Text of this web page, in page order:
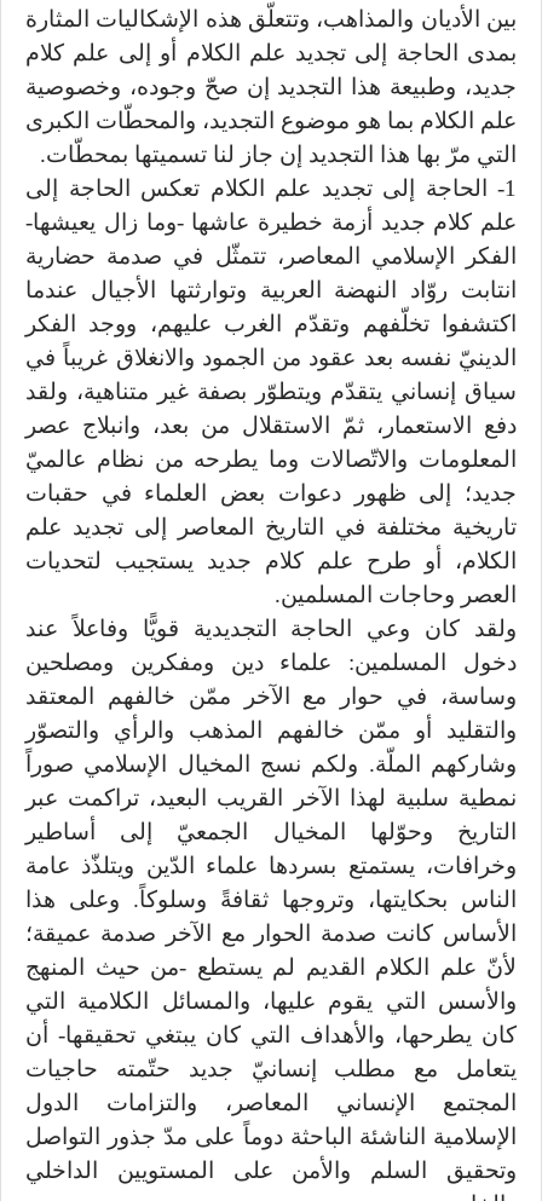
بين الأديان والمذاهب، وتتعلّق هذه الإشكاليات المثارة
بمدى الحاجة إلى تجديد علم الكلام أو إلى علم كلام
جديد، وطبيعة هذا التجديد إن صحّ وجوده، وخصوصية
علم الكلام بما هو موضوع التجديد، والمحطّات الكبرى
التي مرّ بها هذا التجديد إن جاز لنا تسميتها بمحطّات.
1- الحاجة إلى تجديد علم الكلام تعكس الحاجة إلى
علم كلام جديد أزمة خطيرة عاشها -وما زال يعيشها-
الفكر الإسلامي المعاصر، تتمثّل في صدمة حضارية
انتابت روّاد النهضة العربية وتوارثتها الأجيال عندما
اكتشفوا تخلّفهم وتقدّم الغرب عليهم، ووجد الفكر
الدينيّ نفسه بعد عقود من الجمود والانغلاق غريباً في
سياق إنساني يتقدّم ويتطوّر بصفة غير متناهية، ولقد
دفع الاستعمار، ثمّ الاستقلال من بعد، وانبلاج عصر
المعلومات والاتّصالات وما يطرحه من نظام عالميّ
جديد؛ إلى ظهور دعوات بعض العلماء في حقبات
تاريخية مختلفة في التاريخ المعاصر إلى تجديد علم
الكلام، أو طرح علم كلام جديد يستجيب لتحديات
العصر وحاجات المسلمين.
ولقد كان وعي الحاجة التجديدية قويًّا وفاعلاً عند
دخول المسلمين: علماء دين ومفكرين ومصلحين
وساسة، في حوار مع الآخر ممّن خالفهم المعتقد
والتقليد أو ممّن خالفهم المذهب والرأي والتصوّر
وشاركهم الملّة. ولكم نسج المخيال الإسلامي صوراً
نمطية سلبية لهذا الآخر القريب البعيد، تراكمت عبر
التاريخ وحوّلها المخيال الجمعيّ إلى أساطير
وخرافات، يستمتع بسردها علماء الدّين ويتلذّذ عامة
الناس بحكايتها، وتروجها ثقافةً وسلوكاً. وعلى هذا
الأساس كانت صدمة الحوار مع الآخر صدمة عميقة؛
لأنّ علم الكلام القديم لم يستطع -من حيث المنهج
والأسس التي يقوم عليها، والمسائل الكلامية التي
كان يطرحها، والأهداف التي كان يبتغي تحقيقها- أن
يتعامل مع مطلب إنسانيّ جديد حتّمته حاجيات
المجتمع الإنساني المعاصر، والتزامات الدول
الإسلامية الناشئة الباحثة دوماً على مدّ جذور التواصل
وتحقيق السلم والأمن على المستويين الداخلي